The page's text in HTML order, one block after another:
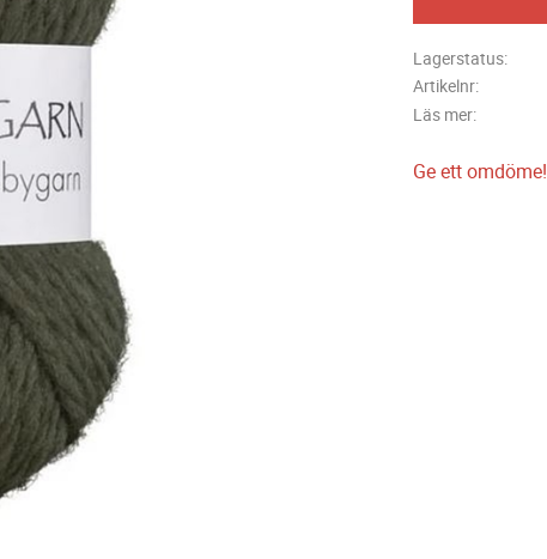
Lagerstatus
Artikelnr
Läs mer
Ge ett omdöme!